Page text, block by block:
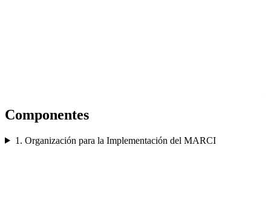
Componentes
1. Organización para la Implementación del MARCI